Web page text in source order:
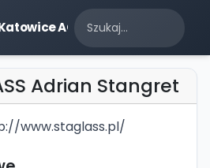
AGD
Adrian Stangret
www.staglass.pl/